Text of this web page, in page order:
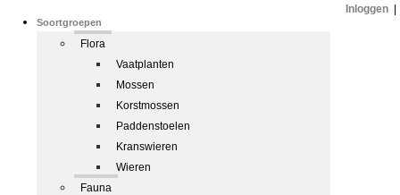
Soortgroepen
Flora
Vaatplanten
Mossen
Korstmossen
Paddenstoelen
Kranswieren
Wieren
Fauna
Inloggen